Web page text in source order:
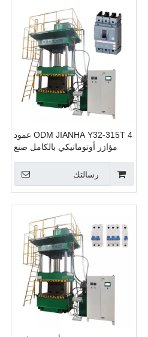
ODM JIANHA Y32-315T 4 عمود
مؤازر أوتوماتيكي بالكامل صنع
الضغط الهيدروليكيرسالتك